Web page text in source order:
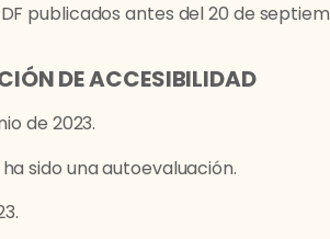
publicados antes del 20 de
DE ACCESIBILIDAD
de 2023.
sido una autoevaluación.